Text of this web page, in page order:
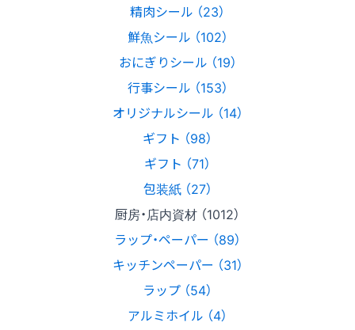
精肉シール （23）
鮮魚シール （102）
おにぎりシール （19）
行事シール （153）
オリジナルシール （14）
ギフト （98）
ギフト （71）
包装紙 （27）
厨房・店内資材 （1012）
ラップ・ペーパー （89）
キッチンペーパー （31）
ラップ （54）
アルミホイル （4）